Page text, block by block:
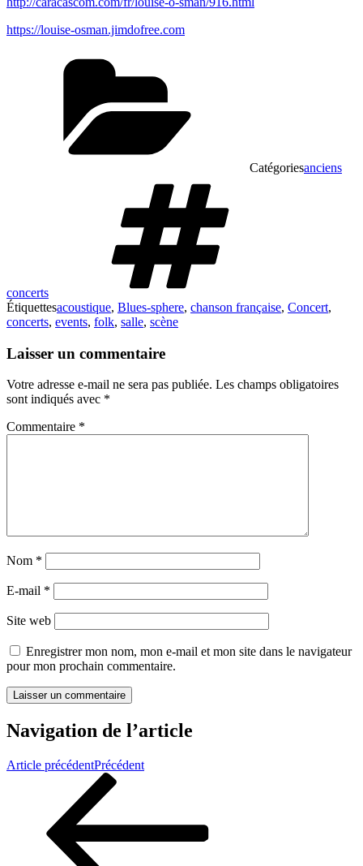
https://louise-osman.jimdofree.com
Catégoriesanciens
concerts
Étiquettesacoustique, Blues-sphere, chanson française, Concert,
concerts, events, folk, salle, scène
Laisser un commentaire
Votre adresse e-mail ne sera pas publiée. Les champs obligatoires
sont indiqués avec *
Commentaire *
Nom *
E-mail *
Site web
Enregistrer mon nom, mon e-mail et mon site dans le navigateur
pour mon prochain commentaire.
Navigation de l’article
Article précédentPrécédent